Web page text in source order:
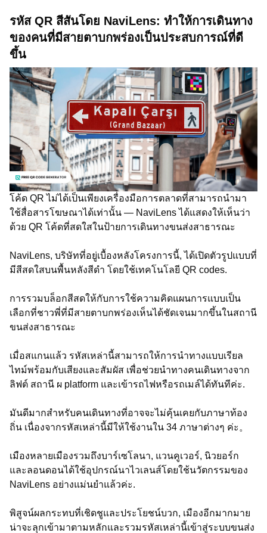
รหัส QR สีสันโดย NaviLens: ทำให้การเดินทาง
ของคนที่มีสายตาบกพร่องเป็นประสบการณ์ที่ดี
ขึ้น
โค้ด QR ไม่ได้เป็นเพียงเครื่องมือการตลาดที่สามารถนำมา
ใช้สื่อสารโฆษณาได้เท่านั้น — NaviLens ได้แสดงให้เห็นว่า
ด้วย QR โค้ดที่สดใสในป้ายการเดินทางขนส่งสาธารณะ
NaviLens, บริษัทที่อยู่เบื้องหลังโครงการนี้, ได้เปิดตัวรูปแบบที่
มีสีสดใสบนพื้นหลังสีดำ โดยใช้เทคโนโลยี QR codes.
การรวมบล็อกสีสดให้กับการใช้ความคิดแผนการแบบเป็น
เลือกที่ชาวพี่ที่มีสายตาบกพร่องเห็นได้ชัดเจนมากขึ้นในสถานี
ขนส่งสาธารณะ
เมื่อสแกนแล้ว รหัสเหล่านี้สามารถให้การนำทางแบบเรียล
ไทม์พร้อมกับเสียงและสัมผัส เพื่อช่วยนำทางคนเดินทางจาก
ลิฟต์ สถานี ผ platform และเข้ารถไฟหรือรถเมล์ได้ทันทีค่ะ.
มันดีมากสำหรับคนเดินทางที่อาจจะไม่คุ้นเคยกับภาษาท้อง
ถิ่น เนื่องจากรหัสเหล่านี้มีให้ใช้งานใน 34 ภาษาต่างๆ ค่ะ。
เมืองหลายเมืองรวมถึงบาร์เซโลนา, แวนคูเวอร์, นิวยอร์ก
และลอนดอนได้ใช้อุปกรณ์นาไวเลนส์โดยใช้นวัตกรรมของ
NaviLens อย่างแม่นยำแล้วค่ะ.
พิสูจน์ผลกระทบที่เชิดชูและประโยชน์บวก, เมืองอีกมากมาย
น่าจะลุกเข้ามาตามหลักและรวมรหัสเหล่านี้เข้าสู่ระบบขนส่ง